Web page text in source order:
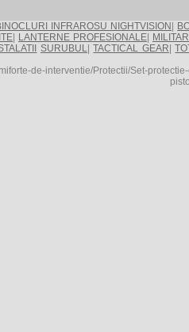
INFRAROSU NIGHTVISION
LANTERNE PROFESIONALE
SURUBUL|TACTICAL GEAR |
de-interventie/Protectii/Set-